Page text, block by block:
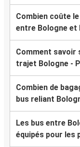
Combien coûte
entre Bologne et
Comment savoir
trajet Bologne -
Combien de
bus reliant
Les bus entre
équipés pour les